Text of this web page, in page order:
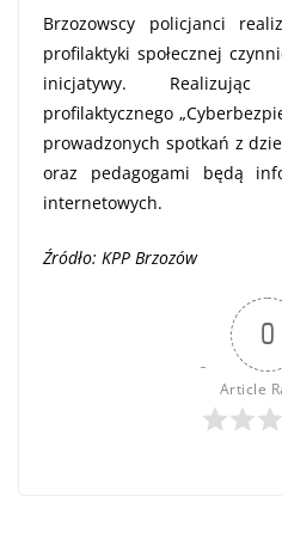
Brzozowscy policjanci
profilaktyki społecznej
inicjatywy. Realizując
profilaktycznego
prowadzonych spotkań z
oraz pedagogami będą
internetowych.
Źródło: KPP Brzozów
0
Article